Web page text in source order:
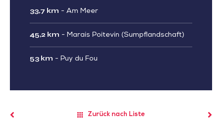
33,7 km - Am Meer
45,2 km - Marais Poitevin (Sumpflandschaft)
53 km - Puy du Fou
Zurück nach Liste